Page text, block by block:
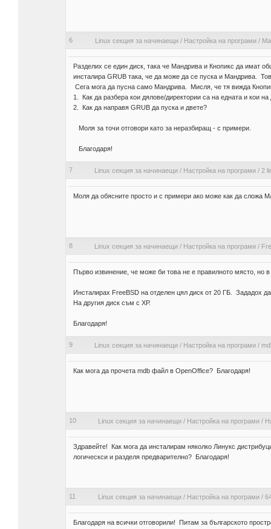
6 Linux секция за начинаещи/ Настройка на програми/
Разделих се един диск, така че Мандрива и Кнопикс да имат
инсталира GRUB така, че да може да се пуска и Мандрива.
Сега мога да пусна само Мандрива. Мисля, че тя вижда
1. Как да разбера кои дялове/директории са на едната и кои
2. Как да направя GRUB да пуска и двете?
Моля за точи отговори като за неразбиращ - с примери.
Благодаря!
7 Linux секция за начинаещи/ Настройка на програми/ 2
Моля да обясните просто и с примери ако може как да сложа
8 Linux секция за начинаещи/ Настройка на програми/
Първо извинение, че може би това не е правилното място, но
Инсталирах FreeBSD на отделен цял диск от 20 ГБ. Зададох
На другия диск съм с ХР.
Благодаря!
9 Linux секция за начинаещи/ Настройка на програми/
Как мога да прочета mdb файл в OpenOffice? Благодаря!
10 Linux секция за начинаещи/ Настройка на програми/
Здравейте! Как мога да инсталирам няколко Линукс
логическси и разделя предварително? Благодаря!
11 Linux секция за начинаещи/ Настройка на програми/
Благодаря на всички отговорили! Питам за българското